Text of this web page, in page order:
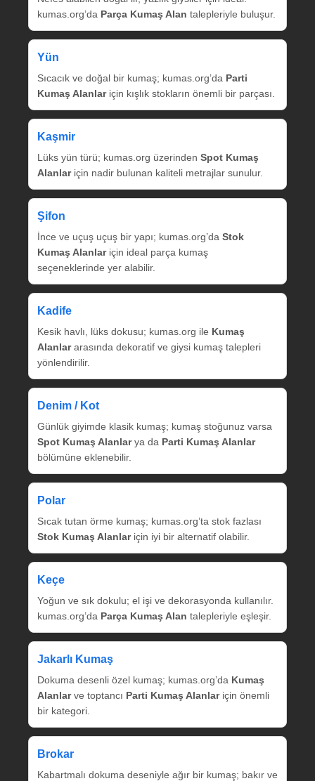
kumas.org’da Parça Kumaş Alan talepleriyle buluşur.
Yün
Sıcacık ve doğal bir kumaş; kumas.org’da Parti
Kumaş Alanlariçin kışlık stokların önemli bir parçası.
Kaşmir
Lüks yün türü; kumas.org üzerinden Spot Kumaş
Alanlariçin nadir bulunan kaliteli metrajlar sunulur.
Şifon
İnce ve uçuş uçuş bir yapı; kumas.org’da Stok
Kumaş Alanlariçin ideal parça kumaş
seçeneklerinde yer alabilir.
Kadife
Kesik havlı, lüks dokusu; kumas.org ile Kumaş
Alanlararasında dekoratif ve giysi kumaş talepleri
yönlendirilir.
Denim / Kot
Günlük giyimde klasik kumaş; kumaş stoğunuz varsa
Spot Kumaş Alanlarya da Parti Kumaş Alanlar
bölümüne eklenebilir.
Polar
Sıcak tutan örme kumaş; kumas.org’ta stok fazlası
Stok Kumaş Alanlariçin iyi bir alternatif olabilir.
Keçe
Yoğun ve sık dokulu; el işi ve dekorasyonda kullanılır.
kumas.org’da Parça Kumaş Alan talepleriyle eşleşir.
Jakarlı Kumaş
Dokuma desenli özel kumaş; kumas.org’da Kumaş
Alanlarve toptancı Parti Kumaş Alanlariçin önemli
bir kategori.
Brokar
Kabartmalı dokuma deseniyle ağır bir kumaş; bakır ve